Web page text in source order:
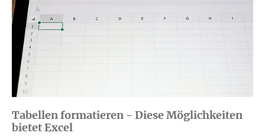
Tabellen formatieren - Diese Möglichkeiten
bietet Excel